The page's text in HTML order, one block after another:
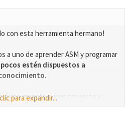
con esta herramienta hermano!
a uno de aprender ASM y programar
estén dispuestos a
éxito en este super proyecto y
para expandir...